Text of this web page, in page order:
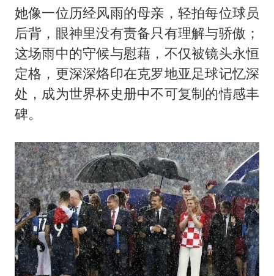
她像一位历经风雨的母亲，轻拍每位球员
后背，眼神里没有责备只有理解与骄傲；
这场雨中的守候与慰藉，不仅被镜头永恒
定格，更深深烙印在克罗地亚足球记忆深
处，成为世界杯史册中不可复制的情感丰
碑。